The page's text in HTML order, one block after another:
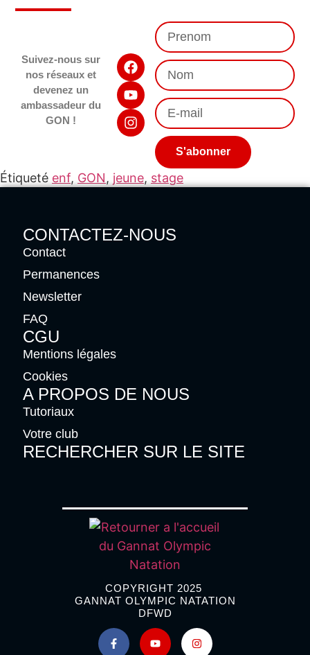
Suivez-nous sur
nos réseaux et
devenez un
ambassadeur du
GON !
S'abonner
Étiqueté enf, GON, jeune, stage
CONTACTEZ-NOUS
Contact
Permanences
Newsletter
FAQ
CGU
Mentions légales
Cookies
A PROPOS DE NOUS
Tutoriaux
Votre club
RECHERCHER SUR LE SITE
COPYRIGHT 2025
GANNAT OLYMPIC NATATION
DFWD